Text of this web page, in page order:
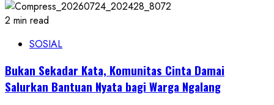
2 min read
SOSIAL
Bukan Sekadar Kata, Komunitas Cinta Damai
Salurkan Bantuan Nyata bagi Warga Ngalang